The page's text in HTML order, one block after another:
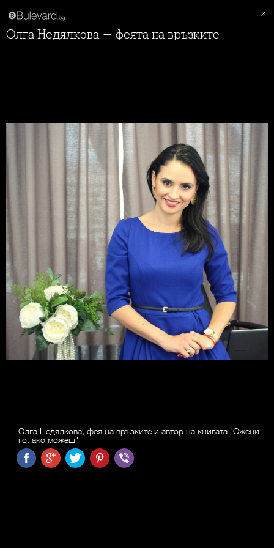
Олга Недялкова - феята на връзките
Олга Недялкова, фея на връзките и автор на книгата "Ожени
го, ако можеш"